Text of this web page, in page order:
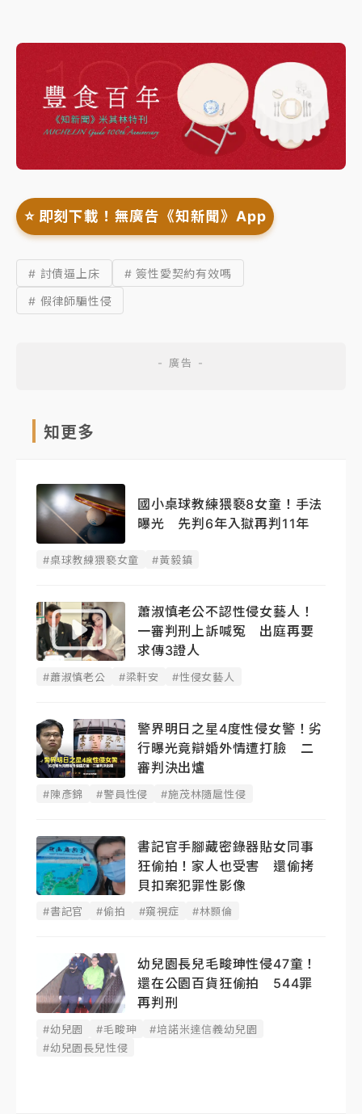
⭐️ 即刻下載！無廣告《知新聞》App
# 討債逼上床
# 簽性愛契約有效嗎
# 假律師騙性侵
知更多
國小桌球教練猥褻8女童！手法
曝光 先判6年入獄再判11年
#桌球教練猥褻女童 #黃毅鎮
蕭淑慎老公不認性侵女藝人！
一審判刑上訴喊冤 出庭再要
求傳3證人
#蕭淑慎老公 #梁軒安 #性侵女藝人
警界明日之星4度性侵女警！劣
行曝光竟辯婚外情遭打臉 二
審判決出爐
#陳彥錦 #警員性侵 #施茂林隨扈性侵
書記官手腳藏密錄器貼女同事
狂偷拍！家人也受害 還偷拷
貝扣案犯罪性影像
#書記官 #偷拍 #窺視症 #林顥倫
幼兒園長兒毛畯珅性侵47童！
還在公園百貨狂偷拍 544罪
再判刑
#幼兒園 #毛畯珅
#培諾米達信義幼兒園
#幼兒園長兒性侵